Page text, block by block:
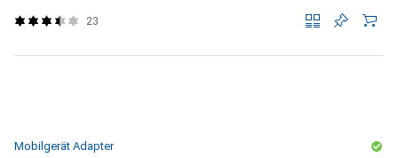
23
Mobilgerät Adapter